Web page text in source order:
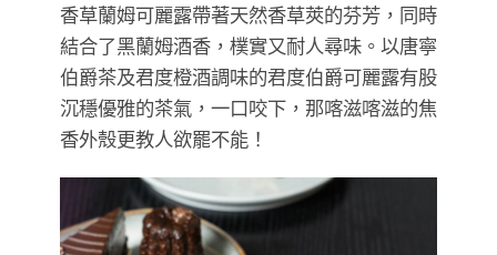
香草蘭姆可麗露帶著天然香草莢的芬芳，同時
結合了黑蘭姆酒香，樸實又耐人尋味。以唐寧
伯爵茶及君度橙酒調味的君度伯爵可麗露有股
沉穩優雅的茶氣，一口咬下，那喀滋喀滋的焦
香外殼更教人欲罷不能！